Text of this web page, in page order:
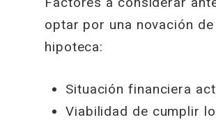
optar por una novación de
hipoteca:
Situación financiera
Viabilidad de cumplir